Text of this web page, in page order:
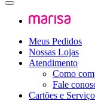
Meus Pedidos
Nossas Lojas
Atendimento
Como
Fale
Cartões e